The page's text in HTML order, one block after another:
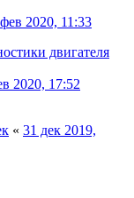
2020, 11:33
двигателя
2020, 17:52
« 31 дек 2019,